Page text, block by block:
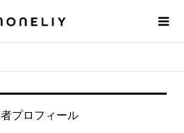
プロフィール